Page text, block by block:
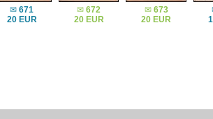
✉671
20 EUR
✉672
20 EUR
✉ 673
20 EUR